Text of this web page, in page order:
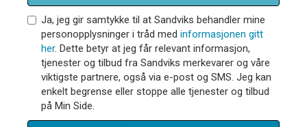
Ja, jeg gir samtykke til at Sandviks behandler mine
personopplysninger i tråd med informasjonen gitt
her. Dette betyr at jeg får relevant informasjon,
tjenester og tilbud fra Sandviks merkevarer og våre
viktigste partnere, også via e-post og SMS. Jeg kan
enkelt begrense eller stoppe alle tjenester og tilbud
på Min Side.